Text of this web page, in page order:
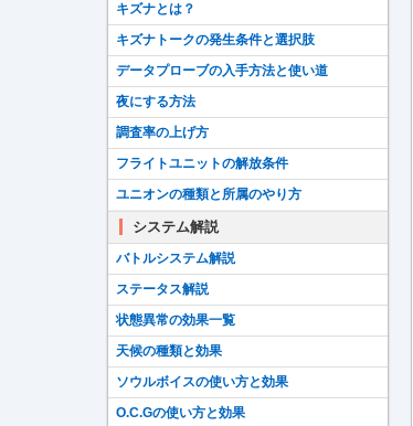
キズナとは？
キズナトークの発生条件と選択肢
データプローブの入手方法と使い道
夜にする方法
調査率の上げ方
フライトユニットの解放条件
ユニオンの種類と所属のやり方
システム解説
バトルシステム解説
ステータス解説
状態異常の効果一覧
天候の種類と効果
ソウルボイスの使い方と効果
O.C.Gの使い方と効果